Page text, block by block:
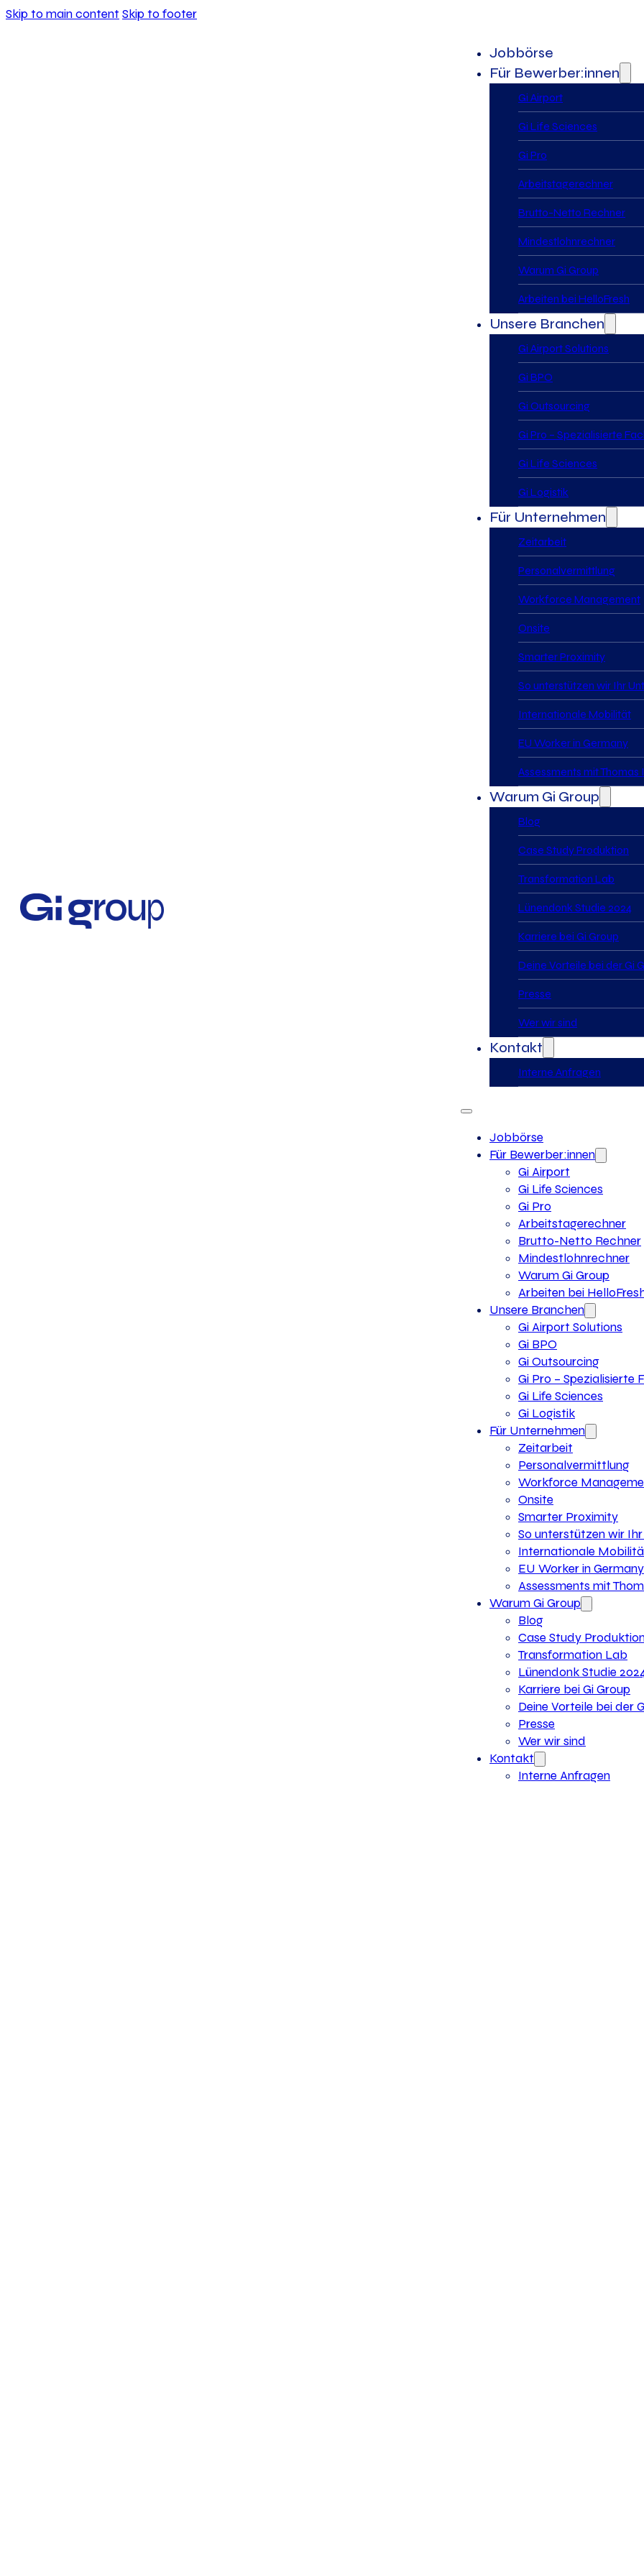
Skip to main content Skip to footer
Jobbörse
Für Bewerber:innen
Gi Airport
Gi Life Sciences
Gi Pro
Arbeitstagerechner
Brutto-Netto Rechner
Mindestlohnrechner
Warum Gi Group
Arbeiten bei HelloFresh
Unsere Branchen
Gi Airport Solutions
Gi BPO
Gi Outsourcing
Gi Pro – Spezialisierte
Gi Life Sciences
Gi Logistik
Für Unternehmen
Zeitarbeit
Personalvermittlung
Workforce Management
Onsite
Smarter Proximity
So unterstützen wir Ihr
Internationale Mobilität
EU Worker in Germany
Assessments mit
Warum Gi Group
Blog
Case Study Produktion
Transformation Lab
Lünendonk Studie 2024
Karriere bei Gi Group
Deine Vorteile bei der Gi
Presse
Wer wir sind
Kontakt
Interne Anfragen
Jobbörse
Für Bewerber:innen
Gi Airport
Gi Life Sciences
Gi Pro
Arbeitstagerechner
Brutto-Netto Rechner
Mindestlohnrechner
Warum Gi Group
Arbeiten bei
Unsere Branchen
Gi Airport Solutions
Gi BPO
Gi Outsourcing
Gi Pro – Spezialisierte
Gi Life Sciences
Gi Logistik
Für Unternehmen
Zeitarbeit
Personalvermittlung
Workforce
Onsite
Smarter Proximity
So unterstützen wir
Internationale
EU Worker in Germany
Assessments mit
Warum Gi Group
Blog
Case Study
Transformation Lab
Lünendonk Studie
Karriere bei Gi Group
Deine Vorteile bei der
Presse
Wer wir sind
Kontakt
Interne Anfragen